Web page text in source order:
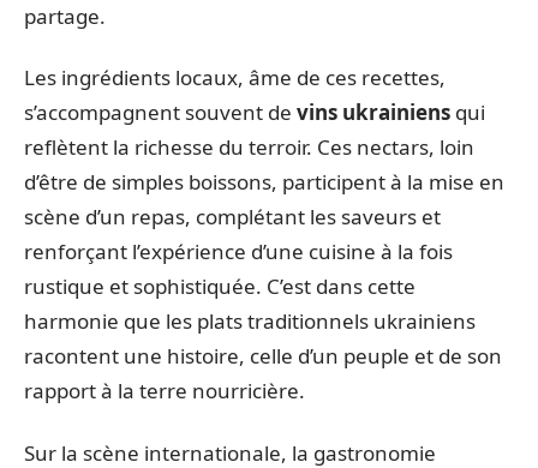
partage.
Les ingrédients locaux, âme de ces recettes,
s’accompagnent souvent de vins ukrainiens qui
reflètent la richesse du terroir. Ces nectars, loin
d’être de simples boissons, participent à la mise en
scène d’un repas, complétant les saveurs et
renforçant l’expérience d’une cuisine à la fois
rustique et sophistiquée. C’est dans cette
harmonie que les plats traditionnels ukrainiens
racontent une histoire, celle d’un peuple et de son
rapport à la terre nourricière.
Sur la scène internationale, la gastronomie